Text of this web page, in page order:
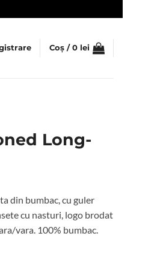
Coș / 0 lei
Long-
din bumbac, cu guler
cu nasturi, logo brodat
vara. 100% bumbac.